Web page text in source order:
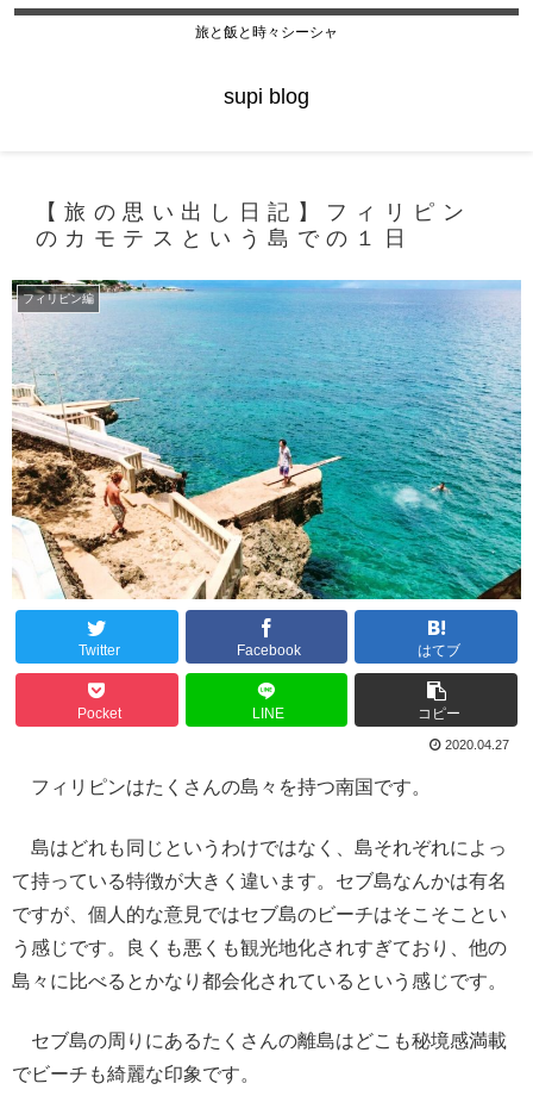
旅と飯と時々シーシャ
supi blog
【旅の思い出し日記】フィリピン
のカモテスという島での１日
フィリピン編
Twitter Facebook はてブ
Pocket LINE コピー
2020.04.27
フィリピンはたくさんの島々を持つ南国です。
島はどれも同じというわけではなく、島それぞれによっ
て持っている特徴が大きく違います。セブ島なんかは有名
ですが、個人的な意見ではセブ島のビーチはそこそことい
う感じです。良くも悪くも観光地化されすぎており、他の
島々に比べるとかなり都会化されているという感じです。
セブ島の周りにあるたくさんの離島はどこも秘境感満載
でビーチも綺麗な印象です。